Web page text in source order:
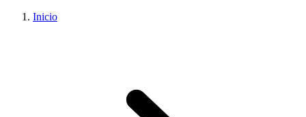
Inicio